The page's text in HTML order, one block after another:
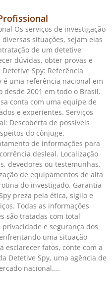
Os serviços de investigação
situações, sejam elas
de um detetive
dúvidas, obter provas e
Spy: Referência
é uma referência nacional em
2001 em todo o Brasil.
conta com uma equipe de
e experientes. Serviços
Descoberta de possíveis
do cônjuge.
de informações para
desleal. Localização
devedores ou testemunhas.
de equipamentos de alta
do investigado. Garantia
preza pela ética, sigilo e
Todas as informações
são tratadas com total
e segurança dos
uma situação
esclarecer fatos, conte com a
Detetive Spy, uma agência de
nacional.